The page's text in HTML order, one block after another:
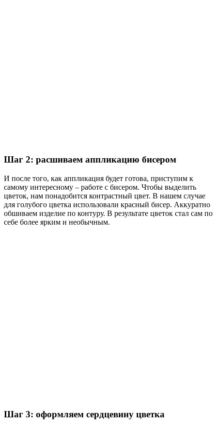
Шаг 2: расшиваем аппликацию бисером
И после того, как аппликация будет готова, приступим к
самому интересному – работе с бисером. Чтобы выделить
цветок, нам понадобится контрастный цвет. В нашем случае
для голубого цветка использовали красный бисер. Аккуратно
обшиваем изделие по контуру. В результате цветок стал сам по
себе более ярким и необычным.
Шаг 3: оформляем сердцевину цветка